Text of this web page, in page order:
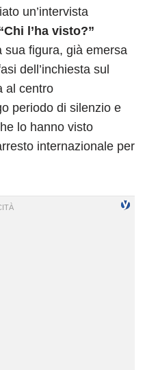
un’intervista
l’ha visto?”
sua figura, già emersa
dell’inchiesta sul
al centro
periodo di silenzio e
lo hanno visto
internazionale per